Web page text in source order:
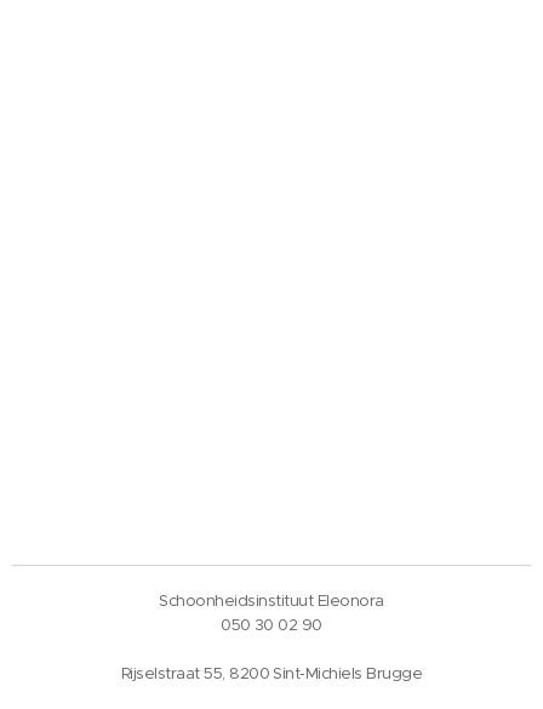
Schoonheidsinstituut Eleonora
050 30 02 90
Rijselstraat 55, 8200 Sint-Michiels Brugge